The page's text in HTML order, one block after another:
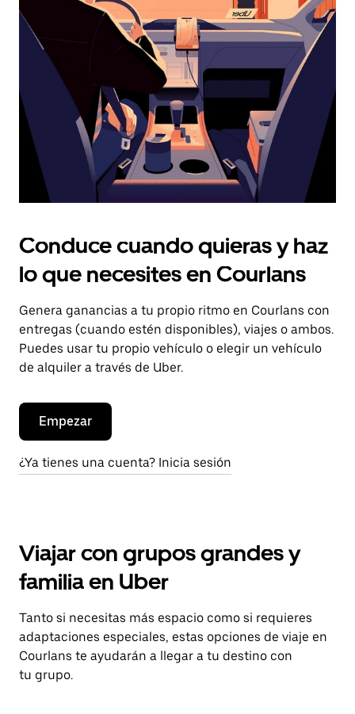
el
botón
escape
el
calendario.
Conduce cuando quieras y haz
lo que necesites en Courlans
Genera ganancias a tu propio ritmo en Courlans con
entregas (cuando estén disponibles), viajes o ambos.
Puedes usar tu propio vehículo o elegir un vehículo
de alquiler a través de Uber.
Empezar
¿Ya tienes una cuenta? Inicia sesión
Viajar con grupos grandes y
familia en Uber
Tanto si necesitas más espacio como si requieres
adaptaciones especiales, estas opciones de viaje en
Courlans te ayudarán a llegar a tu destino con
tu grupo.